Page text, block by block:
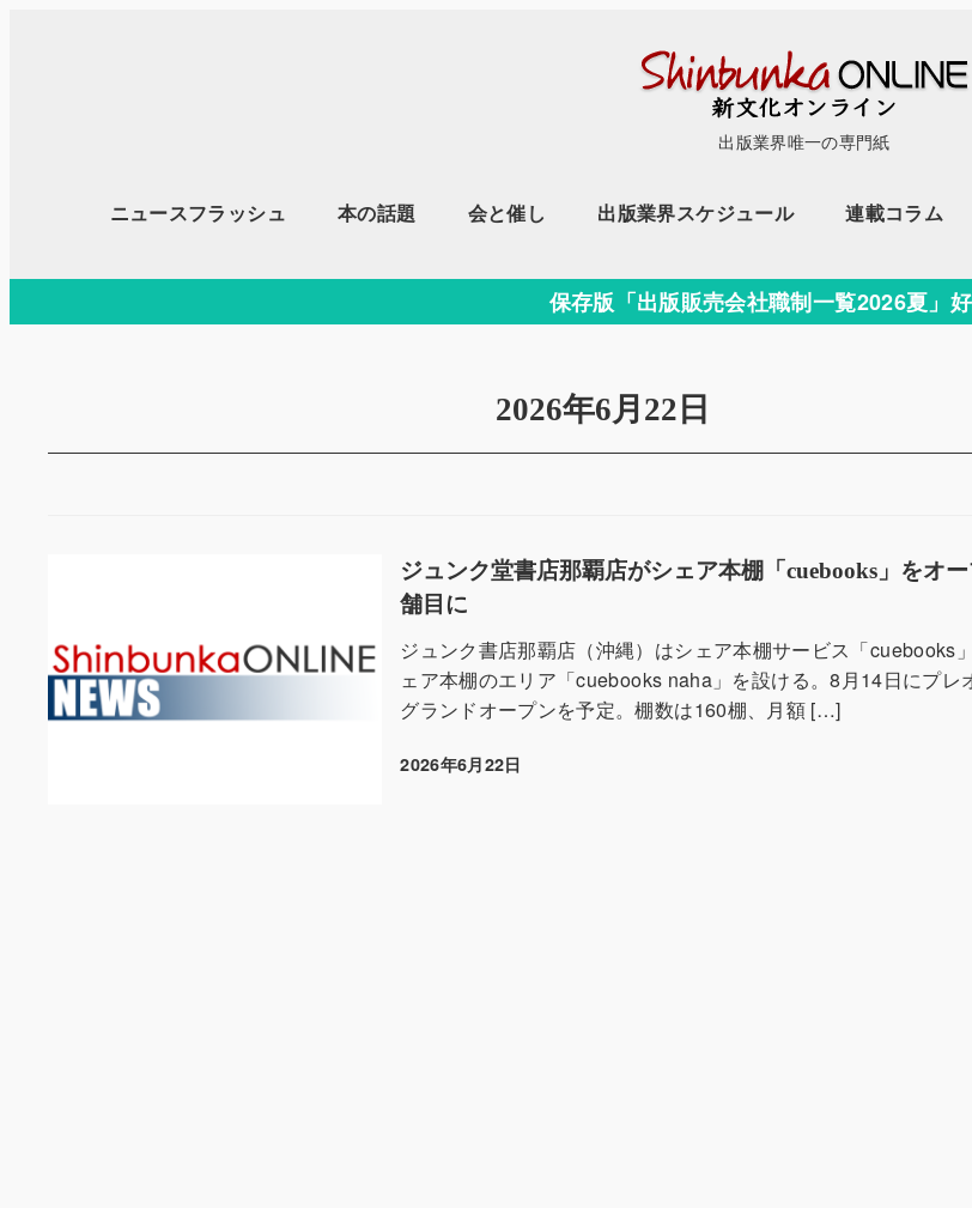
移
出版業界唯一の専門紙
ニュースフラッシュ 本の話題 会と催し 出版業界スケジュール 連載コラム
保存版「出版販売会社職制一覧2026夏」
2026年6月22日
ジュンク堂書店那覇店がシェア本棚「cuebooks」をオ
舗目に
ジュンク書店那覇店（沖縄）はシェア本棚サービス「cuebooks
ェア本棚のエリア「cuebooks naha」を設ける。8月14日にプレ
グランドオープンを予定。棚数は160棚、月額 […]
投稿日
2026年6月22日